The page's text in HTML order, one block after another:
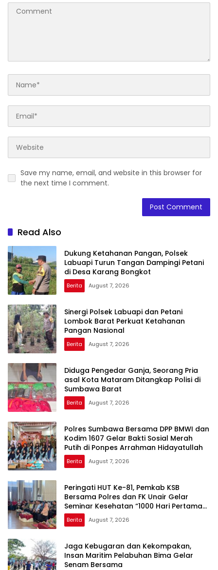
Save my name, email, and website in this browser for
the next time I comment.
Read Also
Dukung Ketahanan Pangan, Polsek
Labuapi Turun Tangan Dampingi Petani
di Desa Karang Bongkot
Berita August 7, 2026
Sinergi Polsek Labuapi dan Petani
Lombok Barat Perkuat Ketahanan
Pangan Nasional
Berita August 7, 2026
Diduga Pengedar Ganja, Seorang Pria
asal Kota Mataram Ditangkap Polisi di
Sumbawa Barat
Berita August 7, 2026
Polres Sumbawa Bersama DPP BMWI dan
Kodim 1607 Gelar Bakti Sosial Merah
Putih di Ponpes Arrahman Hidayatullah
Berita August 7, 2026
Peringati HUT Ke-81, Pemkab KSB
Bersama Polres dan FK Unair Gelar
Seminar Kesehatan “1000 Hari Pertama
Kehidupan”
Berita August 7, 2026
Jaga Kebugaran dan Kekompakan,
Insan Maritim Pelabuhan Bima Gelar
Senam Bersama